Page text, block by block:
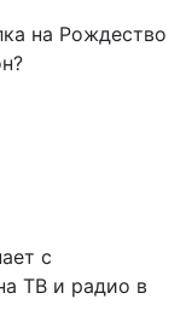
на Рождество
с
ТВ и радио в